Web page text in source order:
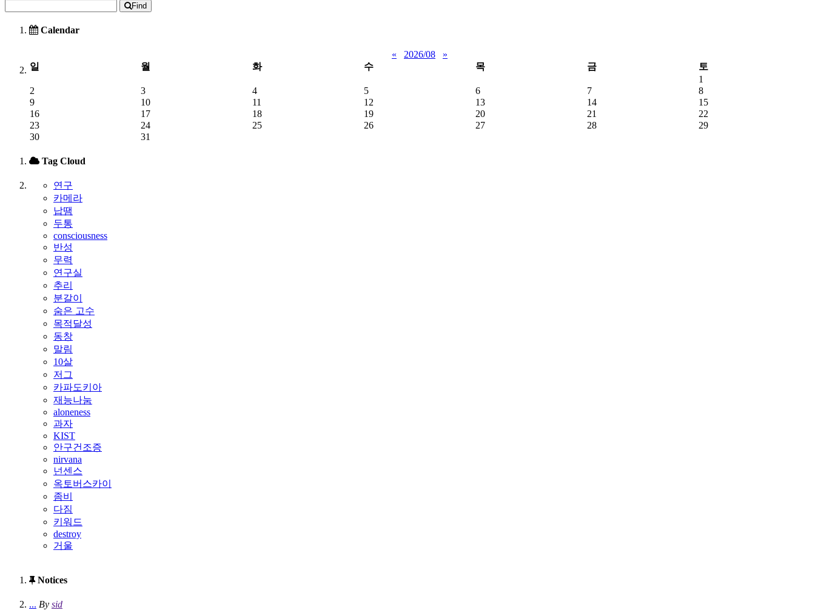
Find
Calendar
« 2026/08
»
일
월 화 수 목 금
토
1
2
3 4 5 6 7
8
9
10 11 12 13 14
15
16
17 18 19 20 21
22
23
24 25 26 27 28
29
30
31
Tag Cloud
연구
카메라
납땜
두통
consciousness
반성
무력
연구실
추리
분갈이
숨은 고수
목적달성
동창
말림
10살
저그
카파도키아
재능나눔
aloneness
과자
KIST
안구건조증
nirvana
넌센스
옥토버스카이
좀비
다짐
키워드
destroy
거울
Notices
... By sid